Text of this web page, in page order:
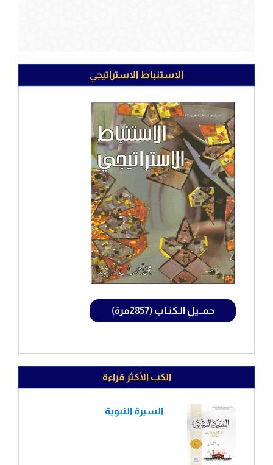
الاستنباط الاستراتيجي
حمــيل الـكتـاب (2857مرة)
الكب الأكثر قراءة
السيرة النبوية